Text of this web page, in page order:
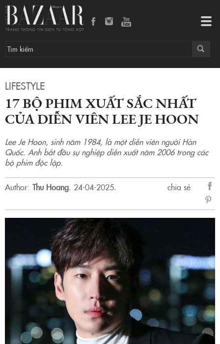
LIFESTYLE
17 BỘ PHIM XUẤT SẮC NHẤT
CỦA DIỄN VIÊN LEE JE HOON
Lee Je Hoon, sinh năm 1984, là một diễn viên người Hàn
Quốc. Anh bắt đầu sự nghiệp diễn xuất năm 2006 trong các
bộ phim độc lập.
Author: Thu Hoang. 24-04-2025.
chia sẻ
sẻ
17 bộ phim xuất sắc nhất của diễn viên Lee Je Hoon